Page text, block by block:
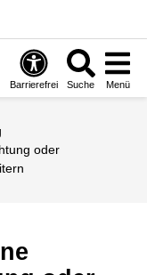
Barrierefrei Suche Menü